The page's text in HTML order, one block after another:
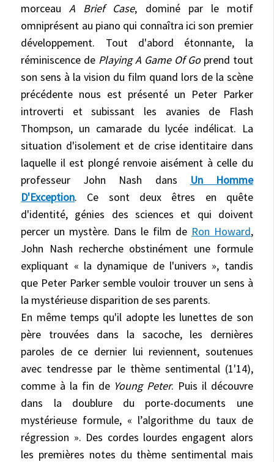
morceauA Brief Case, dominé par le motif
omniprésent au piano qui connaîtra ici son premier
développement. Tout d'abord étonnante, la
réminiscence de Playing A Game Of Go prend tout
son sens à la vision du film quand lors de la scène
précédente nous est présenté un Peter Parker
introverti et subissant les avanies de Flash
Thompson, un camarade du lycée indélicat. La
situation d'isolement et de crise identitaire dans
laquelle il est plongé renvoie aisément à celle du
professeur John Nash dans Un Homme
D'Exception. Ce sont deux êtres en quête
d'identité, génies des sciences et qui doivent
percer un mystère. Dans le film de Ron Howard,
John Nash recherche obstinément une formule
expliquant « la dynamique de l'univers », tandis
que Peter Parker semble vouloir trouver un sens à
la mystérieuse disparition de ses parents.
En même temps qu'il adopte les lunettes de son
père trouvées dans la sacoche, les dernières
paroles de ce dernier lui reviennent, soutenues
avec tendresse par le thème sentimental (1'14),
comme à la fin de Young Peter. Puis il découvre
dans la doublure du porte-documents une
mystérieuse formule, « l’algorithme du taux de
régression ». Des cordes lourdes engagent alors
les premières notes du thème sentimental mais